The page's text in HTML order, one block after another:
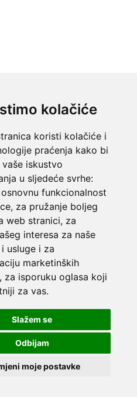
kolačiće
koristi kolačiće i
praćenja kako bi
iskustvo
u sljedeće svrhe:
funkcionalnost
, za pružanje boljeg
web stranici, za
interesa za naše
usluge i za
marketinških
, za isporuku oglasa koji
za vas.
Slažem se
Odbijam
moje postavke